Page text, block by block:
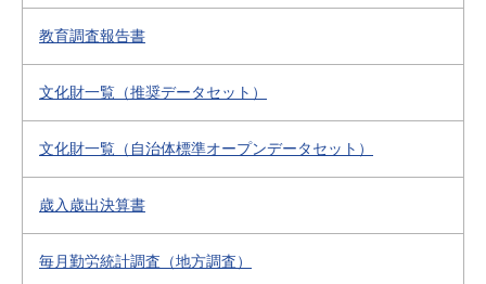
教育調査報告書
文化財一覧（推奨データセット）
文化財一覧（自治体標準オープンデータセット）
歳入歳出決算書
毎月勤労統計調査（地方調査）